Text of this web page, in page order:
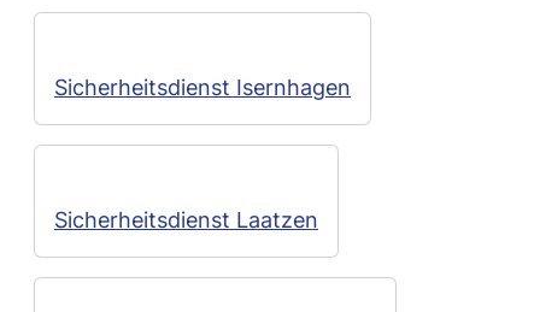
Sicherheitsdienst Isernhagen
Sicherheitsdienst Laatzen